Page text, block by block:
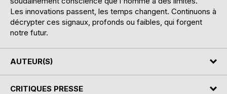
Les innovations passent, les temps changent. Continuons à
décrypter ces signaux, profonds ou faibles, qui forgent
notre futur.
AUTEUR(S)
CRITIQUES PRESSE